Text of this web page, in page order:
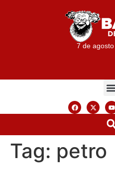
7 de
Tag: petro